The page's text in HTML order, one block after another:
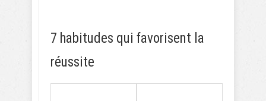
7 habitudes qui favorisent la
réussite